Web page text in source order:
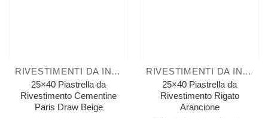
RIVESTIMENTI DA INTERNO
25×40 Piastrella da
Rivestimento Cementine
Paris Draw Beige
RIVESTIMENTI DA INTERNO
25×40 Piastrella da
Rivestimento Rigato
Arancione